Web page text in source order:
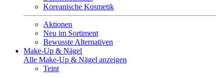
Koreanische Kosmetik
Aktionen
Neu im Sortiment
Bewusste Alternativen
Make-Up & Nägel
Alle Make-Up & Nägel anzeigen
Teint